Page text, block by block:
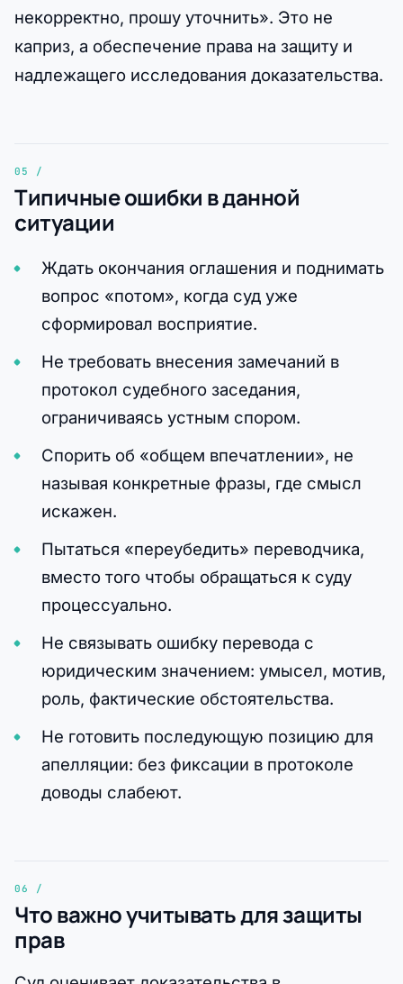
некорректно, прошу уточнить». Это не
каприз, а обеспечение права на защиту и
надлежащего исследования доказательства.
Типичные ошибки в данной
ситуации
Ждать окончания оглашения и поднимать
вопрос «потом», когда суд уже
сформировал восприятие.
Не требовать внесения замечаний в
протокол судебного заседания,
ограничиваясь устным спором.
Спорить об «общем впечатлении», не
называя конкретные фразы, где смысл
искажен.
Пытаться «переубедить» переводчика,
вместо того чтобы обращаться к суду
процессуально.
Не связывать ошибку перевода с
юридическим значением: умысел, мотив,
роль, фактические обстоятельства.
Не готовить последующую позицию для
апелляции: без фиксации в протоколе
доводы слабеют.
Что важно учитывать для защиты
прав